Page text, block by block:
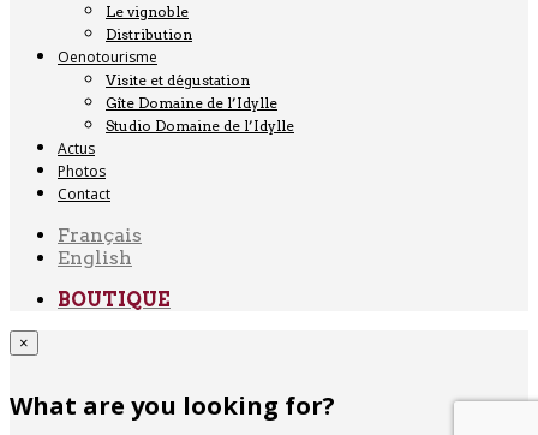
Le vignoble
Distribution
Oenotourisme
Visite et dégustation
Gîte Domaine de l’Idylle
Studio Domaine de l’Idylle
Actus
Photos
Contact
Français
English
BOUTIQUE
×
What are you looking for?